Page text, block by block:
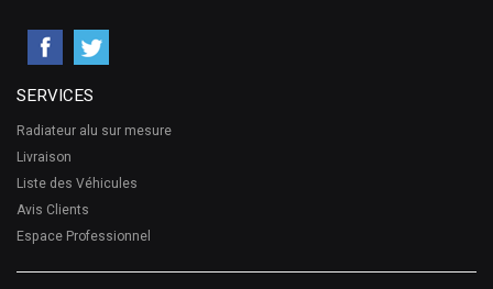
SERVICES
Radiateur alu sur mesure
Livraison
Liste des Véhicules
Avis Clients
Espace Professionnel